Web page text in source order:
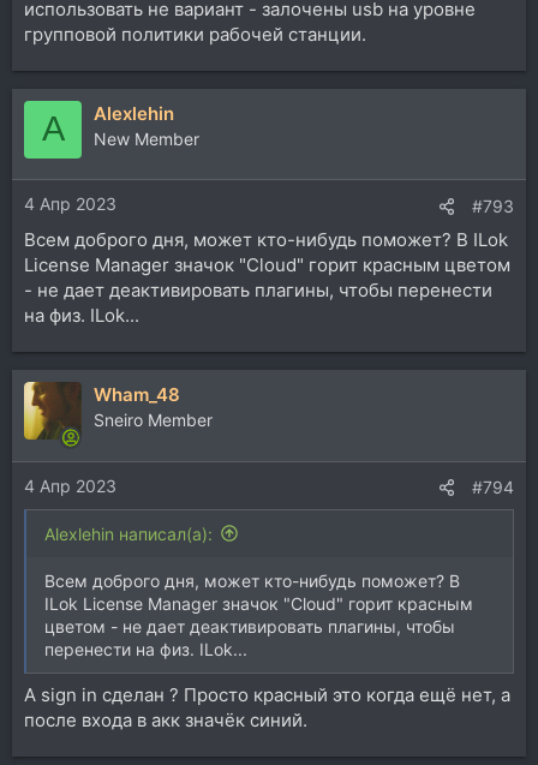
использовать не вариант - залочены usb на уровне
групповой политики рабочей станции.
A Alexlehin
New Member
4 Апр 2023 #793
Всем доброго дня, может кто-нибудь поможет? В ILok
License Manager значок "Cloud" горит красным цветом
- не дает деактивировать плагины, чтобы перенести
на физ. ILok...
Wham_48
Sneiro Member
4 Апр 2023 #794
Alexlehin написал(а):
Всем доброго дня, может кто-нибудь поможет? В
ILok License Manager значок "Cloud" горит красным
цветом - не дает деактивировать плагины, чтобы
перенести на физ. ILok...
А sign in сделан ? Просто красный это когда ещё нет, а
после входа в акк значёк синий.